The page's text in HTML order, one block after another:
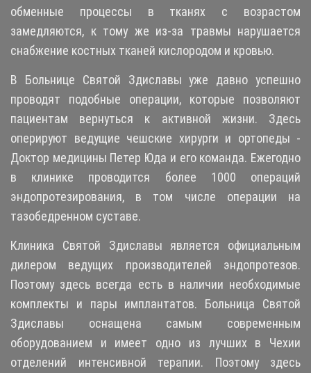
обменные процессы в тканях с возрастом
замедляются, к тому же из-за травмы нарушается
снабжение костных тканей кислородом и кровью.
В Больнице Святой Здиславы уже давно успешно
проводят подобные операции, которые позволяют
пациентам вернуться к активной жизни. Здесь
оперируют ведущие чешские хирурги и ортопеды -
Доктор медицины Петер Юда и его команда. Ежегодно
в клинике проводится более 1000 операций
эндопротезирования, в том числе операции на
тазобедренном суставе.
Клиника Святой Здиславы является официальным
дилером ведущих производителей эндопротезов.
Поэтому здесь всегда есть в наличии необходимые
комплекты и пары имплантатов. Больница Святой
Здиславы оснащена самым современным
оборудованием и имеет одно из лучших в Чехии
отделений интенсивной терапии. Поэтому здесь